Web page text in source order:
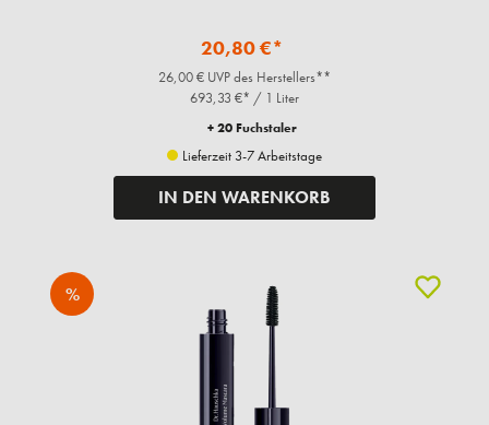
20,80 €*
26,00 € UVP des Herstellers**
693,33 €* / 1 Liter
+ 20 Fuchstaler
Lieferzeit 3-7 Arbeitstage
IN DEN WARENKORB
%